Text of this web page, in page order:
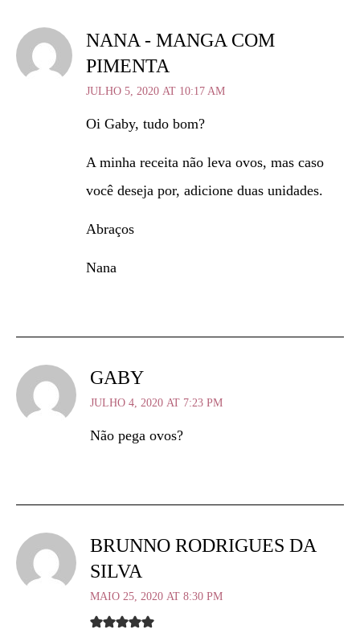
NANA - MANGA COM
PIMENTA
JULHO 5, 2020 AT 10:17 AM
Oi Gaby, tudo bom?
A minha receita não leva ovos, mas caso
você deseja por, adicione duas unidades.
Abraços
Nana
GABY
JULHO 4, 2020 AT 7:23 PM
Não pega ovos?
BRUNNO RODRIGUES DA
SILVA
MAIO 25, 2020 AT 8:30 PM